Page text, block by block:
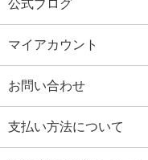
公式ブログ
マイアカウント
お問い合わせ
支払い方法について